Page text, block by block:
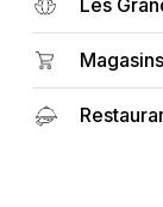
Magasins